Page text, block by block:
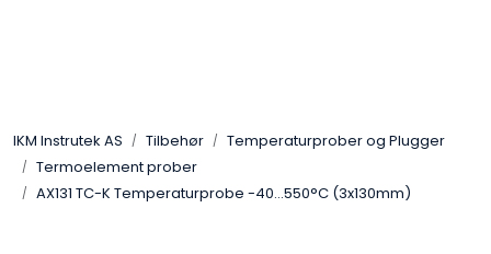
IKM Instrutek AS Tilbehør
Temperaturprober og Plugger
Termoelement prober
AX131 TC-K Temperaturprobe -40...550°C (3x130mm)
Elektro